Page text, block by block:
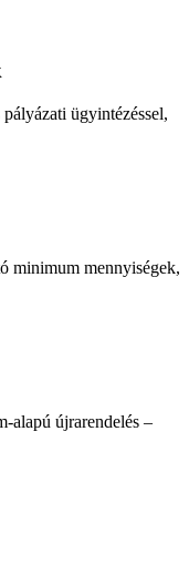
ügyintézéssel,
minimum mennyiségek,
alapú újrarendelés –